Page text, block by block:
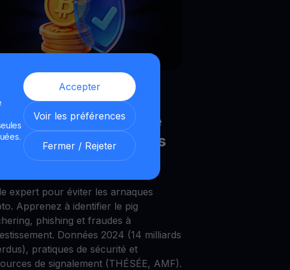
Accepter
Voir les préférences
Fermer / Rejeter
2026|10
Éviter les
Crypto : Guide
pour Protéger vos
Numériques
expert pour éviter les arnaques
Apprenez à identifier le pig
phishing et fraudes à
Données 2024 (14 milliards
pratiques de sécurité et
de signalement (THÉSÉE, AMF).